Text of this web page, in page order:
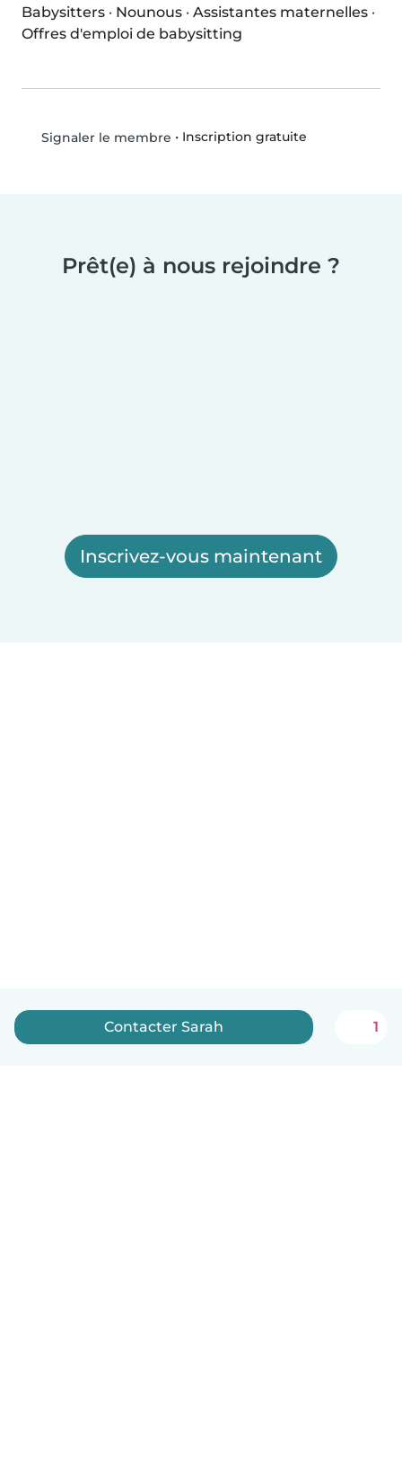
Babysitters · Nounous · Assistantes maternelles ·
Offres d'emploi de babysitting
Signaler le membre • Inscription gratuite
Prêt(e) à nous rejoindre ?
Inscrivez-vous maintenant
Contacter Sarah 1